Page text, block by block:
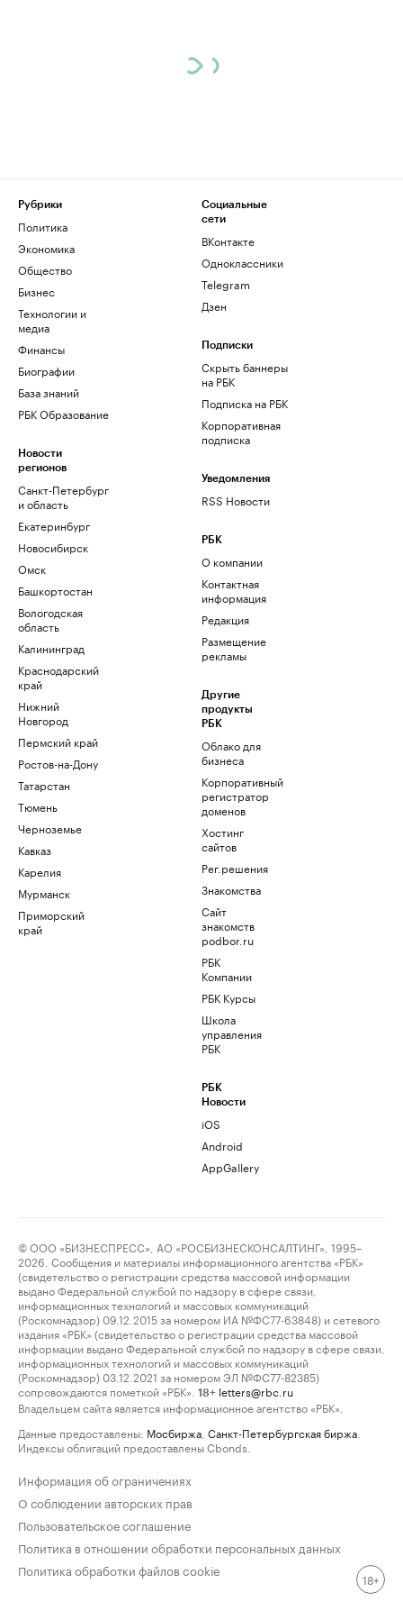
Рубрики
Политика
Экономика
Общество
Бизнес
Технологии и
медиа
Финансы
Биографии
База знаний
РБК Образование
Новости
регионов
Санкт-Петербург
и область
Екатеринбург
Новосибирск
Омск
Башкортостан
Вологодская
область
Калининград
Краснодарский
край
Нижний
Новгород
Пермский край
Ростов-на-Дону
Татарстан
Тюмень
Черноземье
Кавказ
Карелия
Мурманск
Приморский
край
Социальные
сети
ВКонтакте
Одноклассники
Telegram
Дзен
Подписки
Скрыть баннеры
на РБК
Подписка на РБК
Корпоративная
подписка
Уведомления
RSS Новости
РБК
О компании
Контактная
информация
Редакция
Размещение
рекламы
Другие
продукты
РБК
Облако для
бизнеса
Корпоративный
регистратор
доменов
Хостинг
сайтов
Рег.решения
Знакомства
Сайт
знакомств
podbor.ru
РБК
Компании
РБК Курсы
Школа
управления
РБК
РБК
Новости
iOS
Android
AppGallery
© ООО «БИЗНЕСПРЕСС», АО «РОСБИЗНЕСКОНСАЛТИНГ», 1995–
2026. Сообщения и материалы информационного агентства «РБК»
(свидетельство о регистрации средства массовой информации
выдано Федеральной службой по надзору в сфере связи,
информационных технологий и массовых коммуникаций
(Роскомнадзор) 09.12.2015 за номером ИА №ФС77-63848) и сетевого
издания «РБК» (свидетельство о регистрации средства массовой
информации выдано Федеральной службой по надзору в сфере связи,
информационных технологий и массовых коммуникаций
(Роскомнадзор) 03.12.2021 за номером ЭЛ №ФС77-82385)
сопровождаются пометкой «РБК».
18+ letters@rbc.ru
Владельцем сайта является информационное агентство «РБК».
Данные предоставлены: Мосбиржа Санкт-Петербургская биржа
Индексы облигаций предоставлены Cbonds.
Информация об ограничениях
О соблюдении авторских прав
Пользовательское соглашение
Политика в отношении обработки персональных данных
Политика обработки файлов cookie
18+